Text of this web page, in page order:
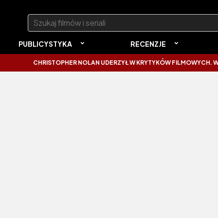
Szukaj:
PUBLICYSTYKA RECENZJE
CHRISTOPHER NOLAN UDERZYŁ W KRYTYKÓW FILMOWYCH.